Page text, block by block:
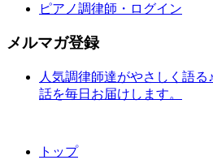
ピアノ調律師・ログイン
メルマガ登録
人気調律師達がやさしく語
話を毎日お届けします。
トップ